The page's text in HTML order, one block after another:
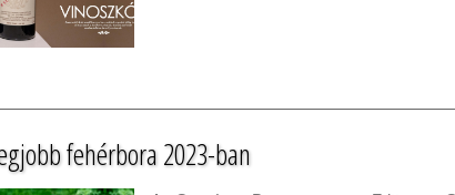
fehérbora 2023-ban